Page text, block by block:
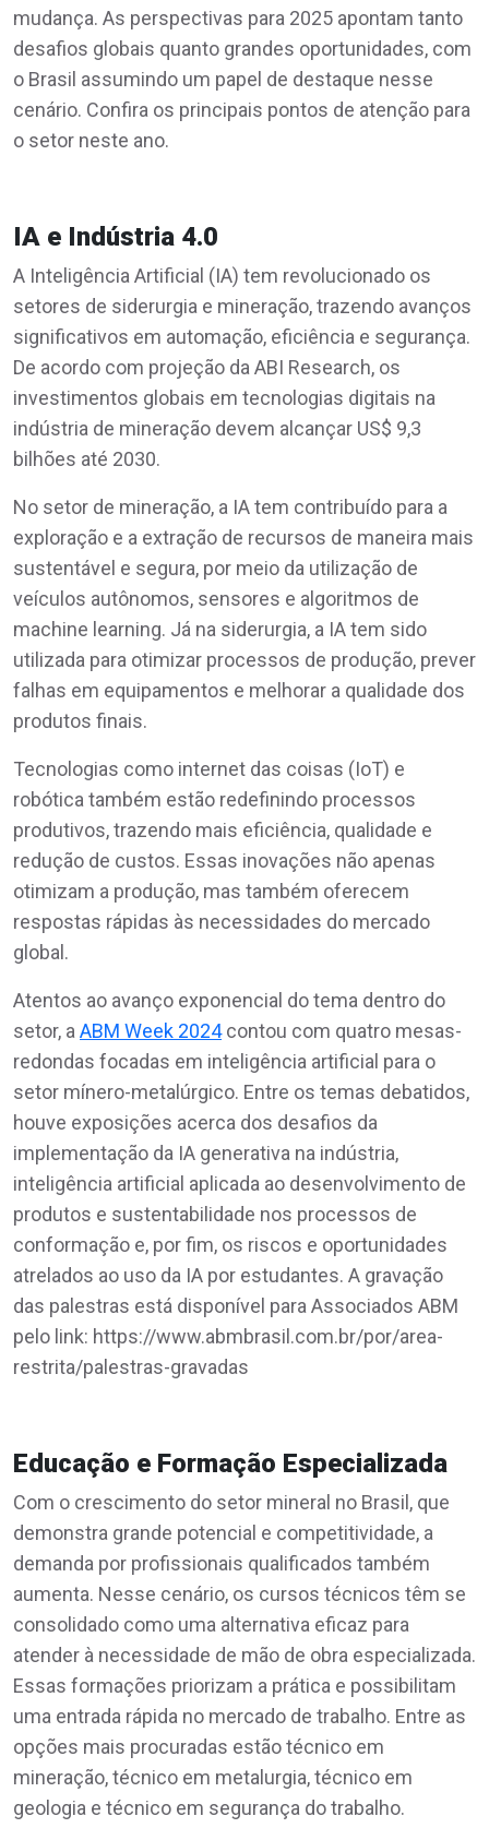
mudança. As perspectivas para 2025 apontam tanto
desafios globais quanto grandes oportunidades, com
o Brasil assumindo um papel de destaque nesse
cenário. Confira os principais pontos de atenção para
o setor neste ano.
IA e Indústria 4.0
A Inteligência Artificial (IA) tem revolucionado os
setores de siderurgia e mineração, trazendo avanços
significativos em automação, eficiência e segurança.
De acordo com projeção da ABI Research, os
investimentos globais em tecnologias digitais na
indústria de mineração devem alcançar US$ 9,3
bilhões até 2030.
No setor de mineração, a IA tem contribuído para a
exploração e a extração de recursos de maneira mais
sustentável e segura, por meio da utilização de
veículos autônomos, sensores e algoritmos de
machine learning. Já na siderurgia, a IA tem sido
utilizada para otimizar processos de produção, prever
falhas em equipamentos e melhorar a qualidade dos
produtos finais.
Tecnologias como internet das coisas (IoT) e
robótica também estão redefinindo processos
produtivos, trazendo mais eficiência, qualidade e
redução de custos. Essas inovações não apenas
otimizam a produção, mas também oferecem
respostas rápidas às necessidades do mercado
global.
Atentos ao avanço exponencial do tema dentro do
setor, a ABM Week 2024contou com quatro mesas-
redondas focadas em inteligência artificial para o
setor mínero-metalúrgico. Entre os temas debatidos,
houve exposições acerca dos desafios da
implementação da IA generativa na indústria,
inteligência artificial aplicada ao desenvolvimento de
produtos e sustentabilidade nos processos de
conformação e, por fim, os riscos e oportunidades
atrelados ao uso da IA por estudantes. A gravação
das palestras está disponível para Associados ABM
pelo link: https://www.abmbrasil.com.br/por/area-
restrita/palestras-gravadas
Educação e Formação Especializada
Com o crescimento do setor mineral no Brasil, que
demonstra grande potencial e competitividade, a
demanda por profissionais qualificados também
aumenta. Nesse cenário, os cursos técnicos têm se
consolidado como uma alternativa eficaz para
atender à necessidade de mão de obra especializada.
Essas formações priorizam a prática e possibilitam
uma entrada rápida no mercado de trabalho. Entre as
opções mais procuradas estão técnico em
mineração, técnico em metalurgia, técnico em
geologia e técnico em segurança do trabalho.